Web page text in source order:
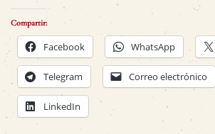
Compartir:
Facebook WhatsApp
Telegram Correo electrónico
LinkedIn